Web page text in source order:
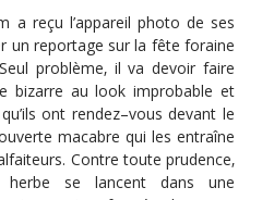
a reçu l’appareil photo de ses
un reportage sur la fête foraine
problème‚ il va devoir faire
bizarre au look improbable et
ont rendez–vous devant le
macabre qui les entraîne
Contre toute prudence‚
se lancent dans une